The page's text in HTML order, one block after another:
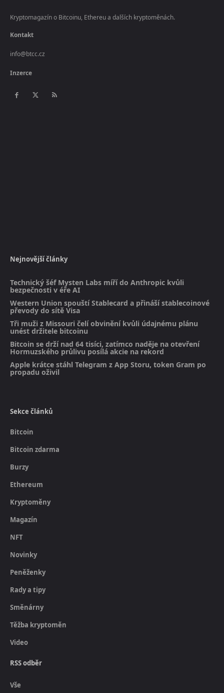
Kryptomagazín o Bitcoinu, Ethereu a dalších kryptoměnách.
Kontakt
info@btcc.cz
Inzerce
Nejnovější články
Technický šéf Mysten Labs míří do Anthropic kvůli
bezpečnosti v éře AI
Western Union spouští Stablecard a přináší stablecoinové
převody do sítě Visa
Tři muži z Missouri čelí obvinění kvůli údajnému plánu
unést držitele bitcoinu
Bitcoin se drží nad 64 tisíci, zatímco naděje na otevření
Hormuzského průlivu posílá akcie na rekord
Apple krátce stáhl Telegram z App Storu, token Gram po
propadu oživil
Sekce článků
Bitcoin
Bitcoin zdarma
Burzy
Ethereum
Kryptoměny
Magazín
NFT
Novinky
Peněženky
Rady a tipy
Směnárny
Těžba kryptoměn
Video
RSS odběr
Vše